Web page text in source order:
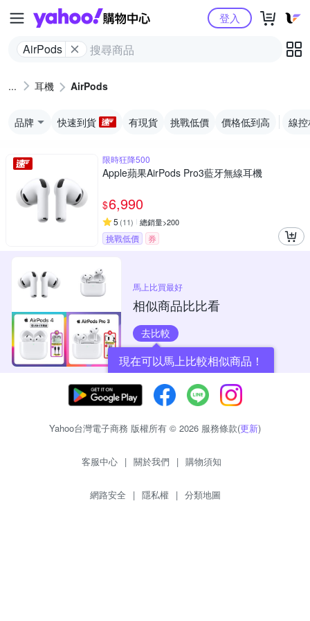
Yahoo購物中心
AirPods
登入
耳機 AirPods
品牌 快速到貨 有現貨 挑戰低價 價格低到高 線
限時狂降500
Apple蘋果AirPods Pro3藍牙無線耳機
$6,990
5 (11) 總銷量>200
挑戰低價 券
馬上比買最好
相似商品比比看
去比較
現在可以馬上比較相似商品！
Yahoo台灣電子商務 版權所有 © 2026 服務條款(更新)
客服中心 | 關於我們 | 購物須知
網路安全 | 隱私權 | 分類地圖